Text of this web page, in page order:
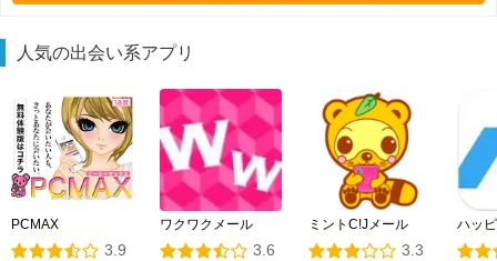
人気の出会い系アプリ
PCMAX
3.9
ワクワクメール
3.6
ミントC!Jメール
3.3
ハッ